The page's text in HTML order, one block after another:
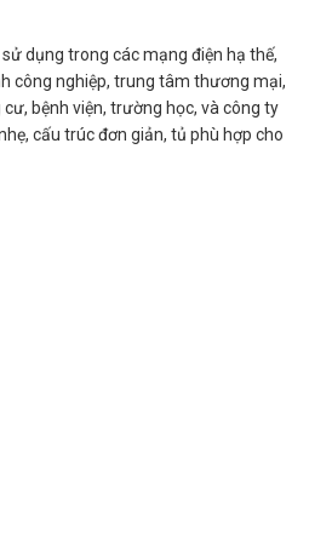
dụng trong các mạng điện hạ thế,
công nghiệp, trung tâm thương mại,
bệnh viện, trường học, và công ty
cấu trúc đơn giản, tủ phù hợp cho